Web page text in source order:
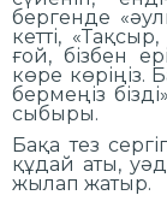
бергенде
кетті,
ғой, бізбен
көре көріңіз.
бермеңіз
сыбыры.
Бақа тез
құдай аты,
жылап жатыр.